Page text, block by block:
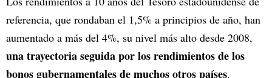
referencia, que rondaban el 1,5% a principios de año, han
aumentado a más del 4%, su nivel más alto desde 2008,
una trayectoria seguida por los rendimientos de los
bonos gubernamentales de muchos otros países.